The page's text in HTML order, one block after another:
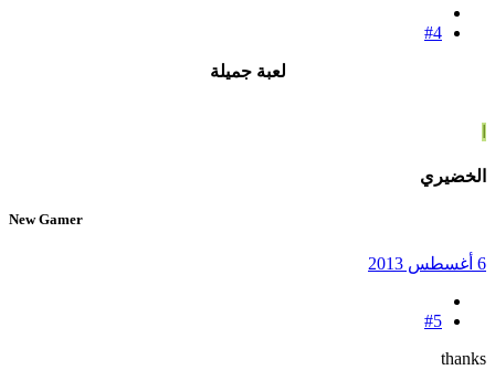
#4
لعبة جميلة
الخضيري
New Gamer
6 أغسطس 2013
#5
thanks